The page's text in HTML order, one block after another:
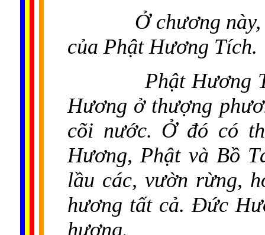
Ở chương
của Phật Hương Tích.
Phật Hương
Hương ở thượng
cõi nước. Ở đó có
Hương, Phật và Bồ
lầu các, vườn rừng,
hương tất cả. Đức
hương.